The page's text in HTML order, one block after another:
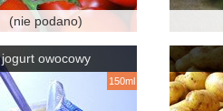
(nie podano)
jogurt owocowy
150ml